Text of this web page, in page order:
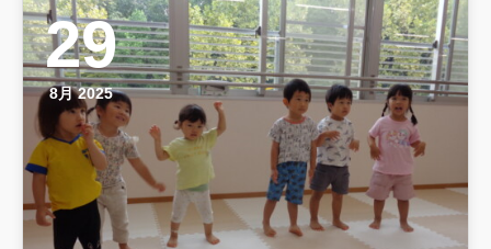
29
8月 2025